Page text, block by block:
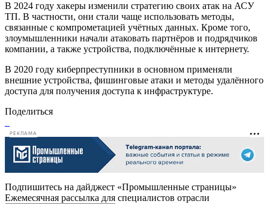
В 2024 году хакеры изменили стратегию своих атак на АСУ
ТП. В частности, они стали чаще использовать методы,
связанные с компрометацией учётных данных. Кроме того,
злоумышленники начали атаковать партнёров и подрядчиков
компании, а также устройства, подключённые к интернету.
В 2020 году киберпреступники в основном применяли
внешние устройства, фишинговые атаки и методы удалённого
доступа для получения доступа к инфраструктуре.
Поделиться
РЕКЛАМА
Подпишитесь на дайджест «Промышленные страницы»
Ежемесячная рассылка для специалистов отрасли